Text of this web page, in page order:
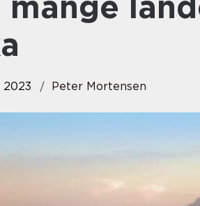
Peter Mortensen